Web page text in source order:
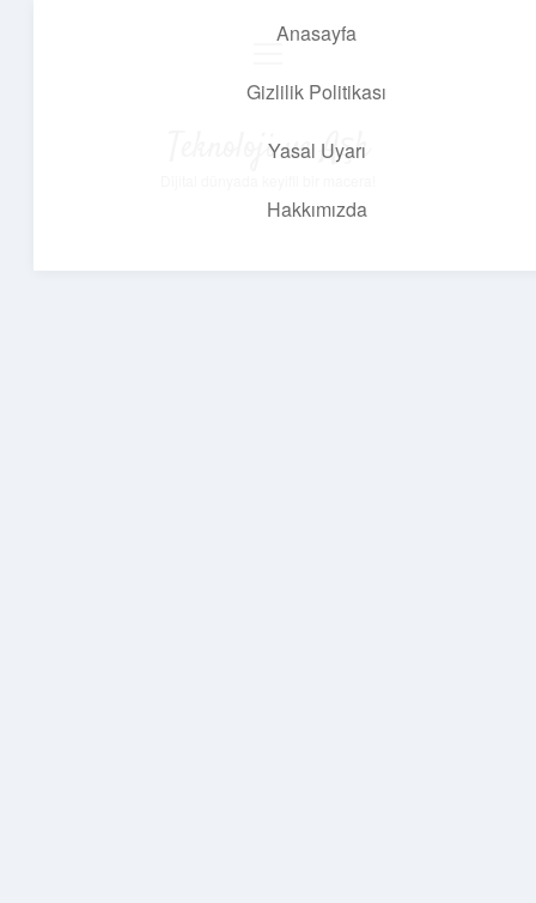
Anasayfa
Gizlilik Politikası
Yasal Uyarı
Hakkımızda
Teknoloji ve Aşk